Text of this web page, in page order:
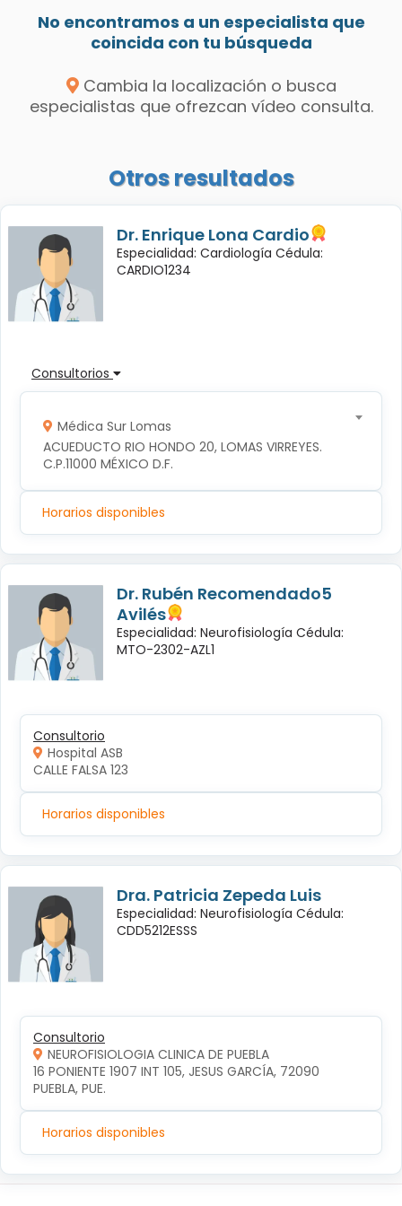
No encontramos a un especialista que
coincida con tu búsqueda
Cambia la localización o busca
especialistas que ofrezcan vídeo consulta.
Otros resultados
Dr. Enrique Lona Cardio
Especialidad: Cardiología Cédula:
CARDIO1234
Consultorios
Médica Sur Lomas
ACUEDUCTO RIO HONDO 20, LOMAS VIRREYES.
C.P.11000 MÉXICO D.F.
Horarios disponibles
Dr. Rubén Recomendado5
Avilés
Especialidad: Neurofisiología Cédula:
MTO-2302-AZL1
Consultorio
Hospital ASB
CALLE FALSA 123
Horarios disponibles
Dra. Patricia Zepeda Luis
Especialidad: Neurofisiología Cédula:
CDD5212ESSS
Consultorio
NEUROFISIOLOGIA CLINICA DE PUEBLA
16 PONIENTE 1907 INT 105, JESUS GARCÍA, 72090
PUEBLA, PUE.
Horarios disponibles